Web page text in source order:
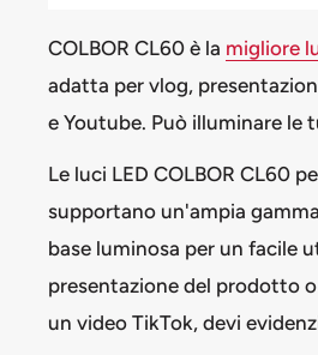
COLBOR CL60 è la migliore
adatta per vlog,
e Youtube. Può illuminare le
Le luci LED COLBOR CL60
supportano un'ampia
base luminosa per un facile
presentazione del prodotto
un video TikTok, devi